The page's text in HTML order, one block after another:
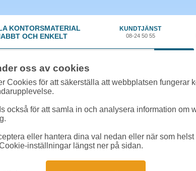
KONTORSMATERIAL
OCH ENKELT
KUNDTJÄNST
08-24 50 55
»Häften & Arbetsblad»Skrivhäfte Bantex A4 linjerat 14,5mm
Skrivhäfte
Mörkblått skrivhäfte i
Antal:10st
Ytvikt:70g
oss av cookies
Cookies för att säkerställa att webbplatsen fungerar
också för att samla in och analysera information om
eller hantera dina val nedan eller när som
inställningar längst ner på sidan.